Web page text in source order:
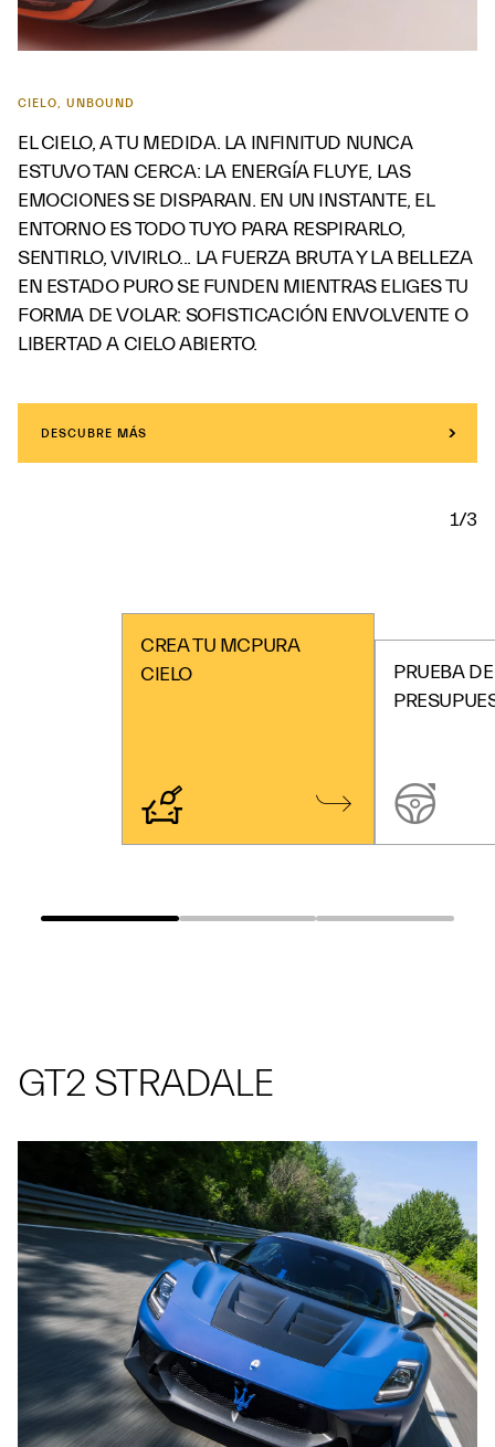
CIELO, UNBOUND
EL CIELO, A TU MEDIDA. LA INFINITUD NUNCA
ESTUVO TAN CERCA: LA ENERGÍA FLUYE, LAS
EMOCIONES SE DISPARAN. EN UN INSTANTE, EL
ENTORNO ES TODO TUYO PARA RESPIRARLO,
SENTIRLO, VIVIRLO... LA FUERZA BRUTA Y LA BELLEZA
EN ESTADO PURO SE FUNDEN MIENTRAS ELIGES TU
FORMA DE VOLAR: SOFISTICACIÓN ENVOLVENTE O
LIBERTAD A CIELO ABIERTO.
DESCUBRE MÁS
1/3
CREA TU MCPURA
CIELO
PRUEBA
GT2 STRADALE